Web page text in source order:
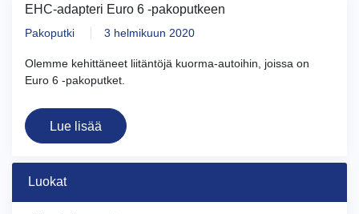
EHC-adapteri Euro 6 -pakoputkeen
Pakoputki 3 helmikuun 2020
Olemme kehittäneet liitäntöjä kuorma-autoihin, joissa on
Euro 6 -pakoputket.
Lue lisää
Luokat